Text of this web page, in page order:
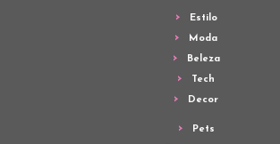
Estilo
Moda
Beleza
Tech
Decor
Pets